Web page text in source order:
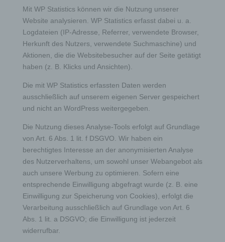
Mit WP Statistics können wir die Nutzung unserer
Website analysieren. WP Statistics erfasst dabei u. a.
Logdateien (IP-Adresse, Referrer, verwendete Browser,
Herkunft des Nutzers, verwendete Suchmaschine) und
Aktionen, die die Websitebesucher auf der Seite getätigt
haben (z. B. Klicks und Ansichten).
Die mit WP Statistics erfassten Daten werden
ausschließlich auf unserem eigenen Server gespeichert
und nicht an WordPress weitergegeben.
Die Nutzung dieses Analyse-Tools erfolgt auf Grundlage
von Art. 6 Abs. 1 lit. f DSGVO. Wir haben ein
berechtigtes Interesse an der anonymisierten Analyse
des Nutzerverhaltens, um sowohl unser Webangebot als
auch unsere Werbung zu optimieren. Sofern eine
entsprechende Einwilligung abgefragt wurde (z. B. eine
Einwilligung zur Speicherung von Cookies), erfolgt die
Verarbeitung ausschließlich auf Grundlage von Art. 6
Abs. 1 lit. a DSGVO; die Einwilligung ist jederzeit
widerrufbar.
einen Paketdienstleister, veranlassen, der die
personenbezogenen Daten ebenfalls ausschließlich für
Verantwortlichen zuzurechnen ist, nutzt.
Durch eine Registrierung auf der Internetseite des
für die Verarbeitung Verantwortlichen wird ferner
die vom Internet-Service-Provider (ISP) der
betroffenen Person vergebene IP-Adresse, das
Datum sowie die Uhrzeit der Registrierung
gespeichert. Die Speicherung dieser Daten erfolgt
vor dem Hintergrund, dass nur so der Missbrauch
unserer Dienste verhindert werden kann, und
diese Daten im Bedarfsfall ermöglichen,
begangene Straftaten aufzuklären. Insofern ist die
Speicherung dieser Daten zur Absicherung des für
die Verarbeitung Verantwortlichen erforderlich.
Eine Weitergabe dieser Daten an Dritte erfolgt
grundsätzlich nicht, sofern keine gesetzliche
Pflicht zur Weitergabe besteht oder die Weitergabe
der Strafverfolgung dient.
Die Registrierung der betroffenen Person unter
freiwilliger Angabe personenbezogener Daten